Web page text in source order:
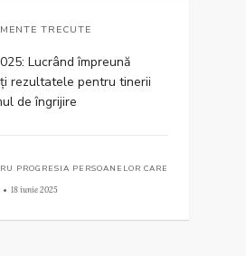
TRECUTE
Lucrând împreună
rezultatele pentru tinerii
de îngrijire
PROGRESIA PERSOANELOR CARE
18 iunie 2025